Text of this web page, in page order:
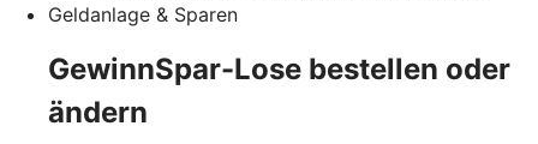
Geldanlage & Sparen
GewinnSpar-Lose bestellen oder
ändern